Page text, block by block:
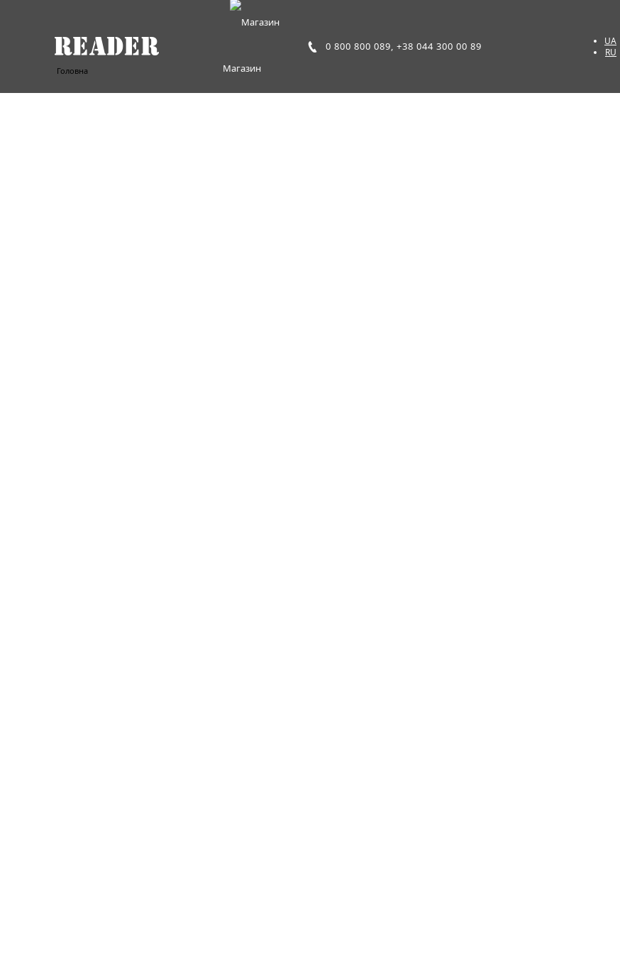
Магазин
0 800 800 089, +38 044 300 00 89
UA
RU
Головна